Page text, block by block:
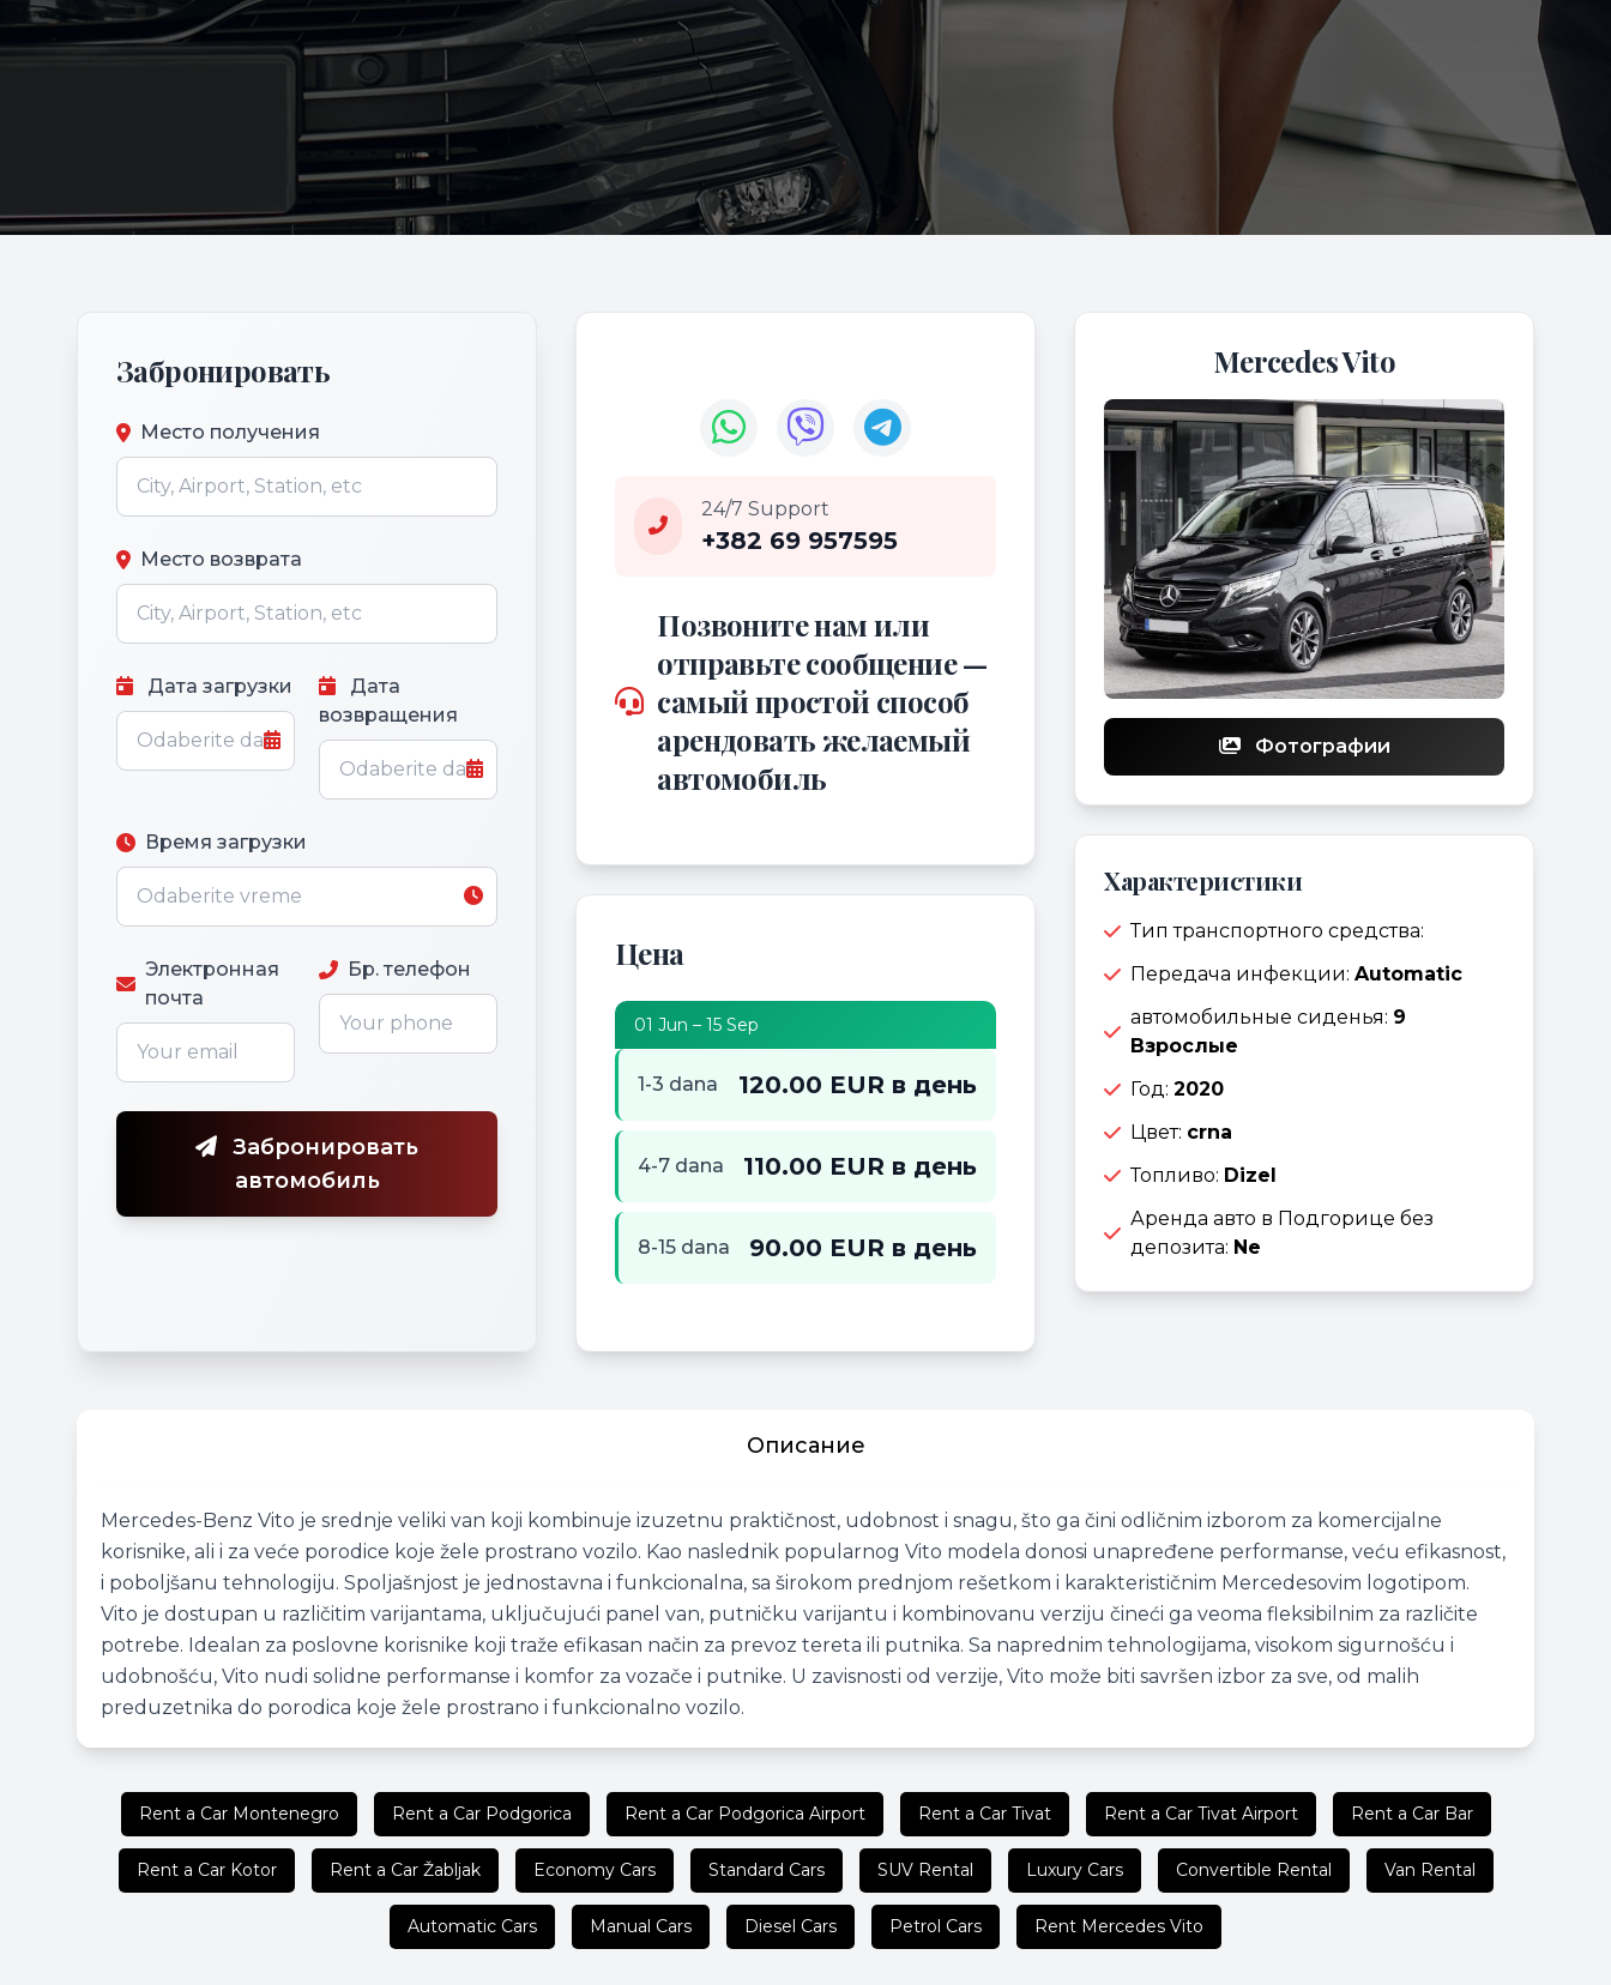
Забронировать
Место получения
Место возврата
Дата загрузки
Дата
возвращения
Время загрузки
Электронная
почта
Бр. телефон
Забронировать
автомобиль
24/7 Support
+382 69 957595
Позвоните нам или
отправьте сообщение —
самый простой способ
арендовать желаемый
автомобиль
Цена
01 Jun – 15 Sep
1-3 dana 120.00 EUR в день
4-7 dana 110.00 EUR в день
8-15 dana 90.00 EUR в день
Mercedes Vito
Фотографии
Характеристики
Тип транспортного средства:
Передача инфекции: Automatic
автомобильные сиденья: 9
Взрослые
Год: 2020
Цвет: crna
Топливо: Dizel
Аренда авто в Подгорице без
депозита: Ne
Описание
Mercedes-Benz Vito je srednje veliki van koji kombinuje izuzetnu praktičnost, udobnost i snagu, što ga čini odličnim izborom za komercijalne
korisnike, ali i za veće porodice koje žele prostrano vozilo. Kao naslednik popularnog Vito modela donosi unapređene performanse, veću efikasnost,
i poboljšanu tehnologiju. Spoljašnjost je jednostavna i funkcionalna, sa širokom prednjom rešetkom i karakterističnim Mercedesovim logotipom.
Vito je dostupan u različitim varijantama, uključujući panel van, putničku varijantu i kombinovanu verziju čineći ga veoma fleksibilnim za različite
potrebe. Idealan za poslovne korisnike koji traže efikasan način za prevoz tereta ili putnika. Sa naprednim tehnologijama, visokom sigurnošću i
udobnošću, Vito nudi solidne performanse i komfor za vozače i putnike. U zavisnosti od verzije, Vito može biti savršen izbor za sve, od malih
preduzetnika do porodica koje žele prostrano i funkcionalno vozilo.
Rent a Car Montenegro Rent a Car Podgorica Rent a Car Podgorica Airport Rent a Car Tivat Rent a Car Tivat Airport Rent a Car Bar
Rent a Car Kotor Rent a Car Žabljak Economy Cars Standard Cars SUV Rental Luxury Cars Convertible Rental Van Rental
Automatic Cars Manual Cars Diesel Cars Petrol Cars Rent Mercedes Vito